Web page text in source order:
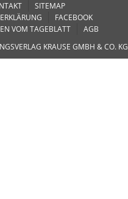
SITEMAP
FACEBOOK
VOM TAGEBLATT
AGB
KRAUSE GMBH & CO. KG